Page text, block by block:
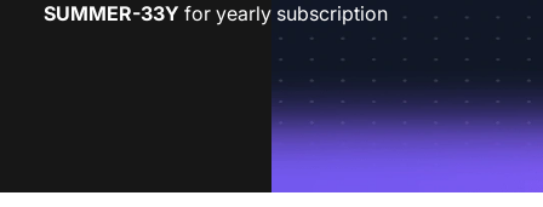
SUMMER-33Y for yearly subscription